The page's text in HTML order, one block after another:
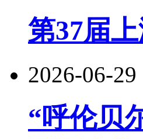
第37届
2026-06-29
“呼伦贝